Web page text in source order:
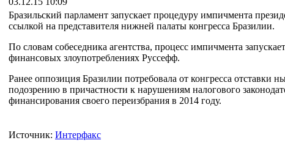
Бразильский парламент запускает процедуру импичмента
ссылкой на представителя нижней палаты конгресса Бразилии.
По словам собеседника агентства, процесс импичмента
финансовых злоупотреблениях Руссефф.
Ранее оппозиция Бразилии потребовала от конгресса отставки
подозрению в причастности к нарушениям налогового
финансирования своего переизбрания в 2014 году.
Источник: Интерфакс